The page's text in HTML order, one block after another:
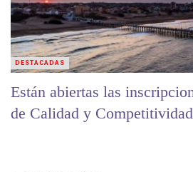
Están abiertas las
de Calidad y
DESTACADAS